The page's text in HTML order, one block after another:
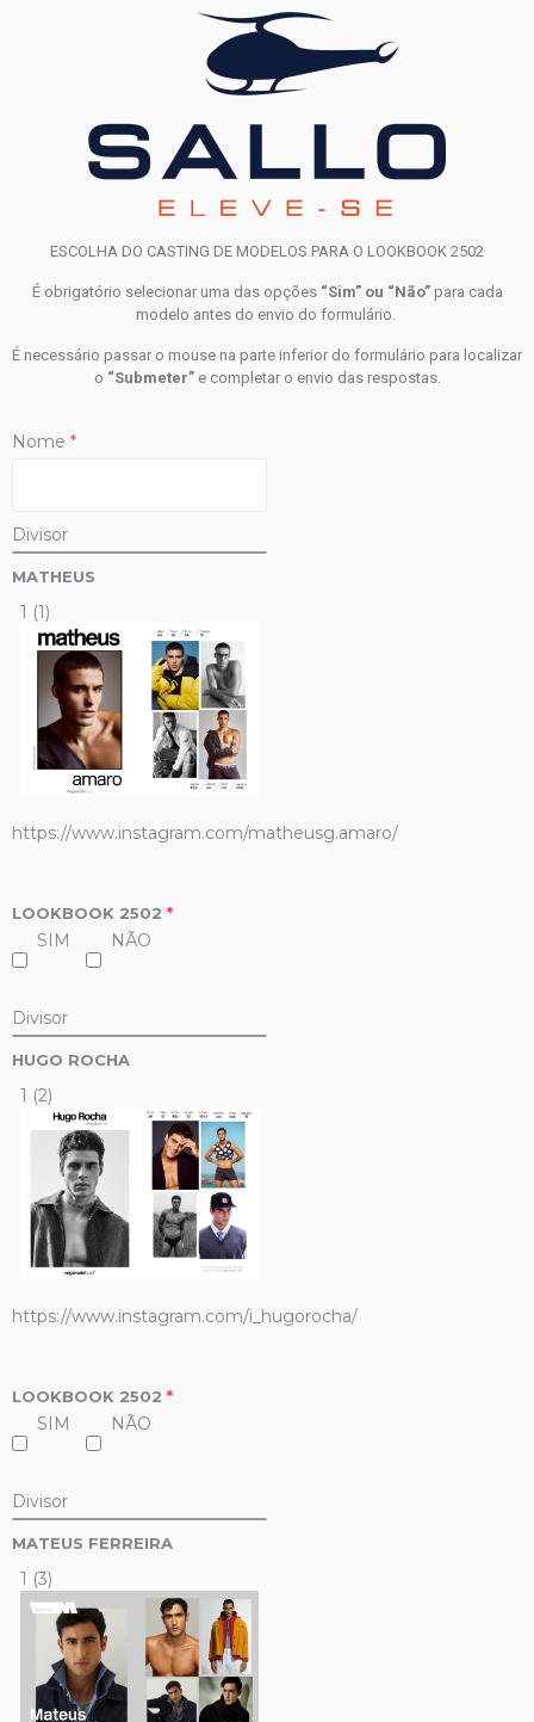
ESCOLHA DO CASTING DE MODELOS PARA O LOOKBOOK 2502
É obrigatório selecionar uma das opções “Sim” ou “Não”para cada
modelo antes do envio do formulário.
É necessário passar o mouse na parte inferior do formulário para localizar
o “Submeter”e completar o envio das respostas.
Nome *
Divisor
MATHEUS
1 (1)
https://www.instagram.com/matheusg.amaro/
LOOKBOOK 2502 *
SIM NÃO
Divisor
HUGO ROCHA
1 (2)
https://www.instagram.com/i_hugorocha/
LOOKBOOK 2502 *
SIM NÃO
Divisor
MATEUS FERREIRA
1 (3)